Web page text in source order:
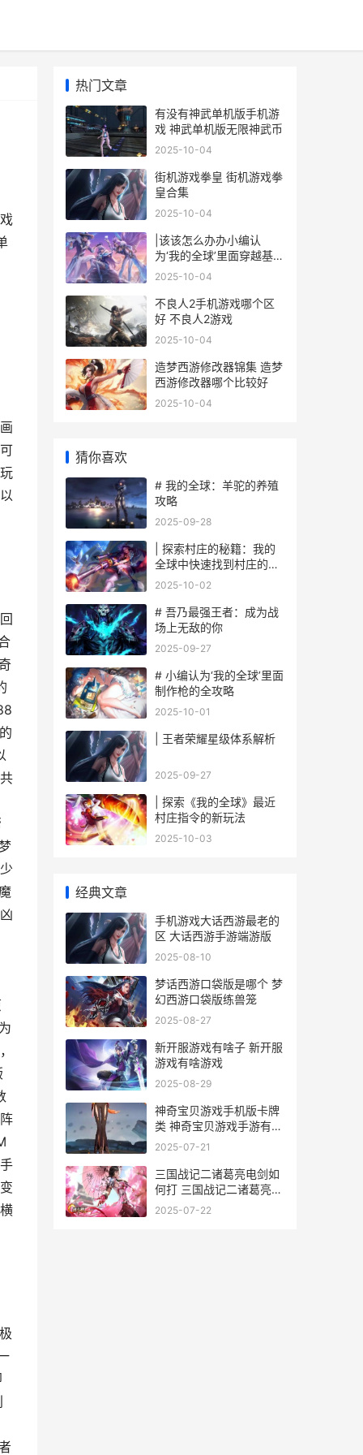
热门文章
有没有神武单机版手机游
戏 神武单机版无限神武币
2025-10-04
街机游戏拳皇 街机游戏拳
皇合集
2025-10-04
|该该怎么办办小编认
为‘我的全球’里面穿越基
岩|
2025-10-04
不良人2手机游戏哪个区
好 不良人2游戏
2025-10-04
造梦西游修改器锦集 造梦
西游修改器哪个比较好
2025-10-04
猜你喜欢
# 我的全球：羊驼的养殖
攻略
2025-09-28
| 探索村庄的秘籍：我的
全球中快速找到村庄的有
效技巧
2025-10-02
# 吾乃最强王者：成为战
场上无敌的你
2025-09-27
# 小编认为‘我的全球’里面
制作枪的全攻略
2025-10-01
| 王者荣耀星级体系解析
2025-09-27
| 探索《我的全球》最近
村庄指令的新玩法
2025-10-03
经典文章
手机游戏大话西游最老的
区 大话西游手游端游版
2025-08-10
梦话西游口袋版是哪个 梦
幻西游口袋版练兽笼
2025-08-27
新开服游戏有啥子 新开服
游戏有啥游戏
2025-08-29
神奇宝贝游戏手机版卡牌
类 神奇宝贝游戏手游有1
到7阶
2025-07-21
三国战记二诸葛亮电剑如
何打 三国战记二诸葛亮武
器怎么拿的
2025-07-22